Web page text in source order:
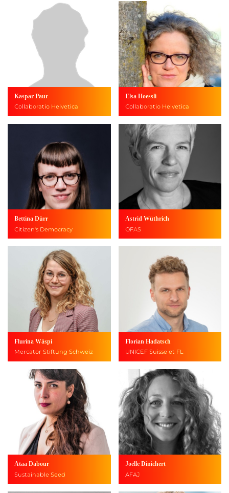
Kaspar Paur
Collaboratio Helvetica
Elsa Hoessli
Collaboratio Helvetica
Bettina Dürr
Citizen's Democracy
Astrid Wüthrich
OFAS
Flurina Wäspi
Mercator Stiftung Schweiz
Florian Hadatsch
UNICEF Suisse et FL
Ataa Dabour
Sustainable Seed
Joëlle Dinichert
AFAJ